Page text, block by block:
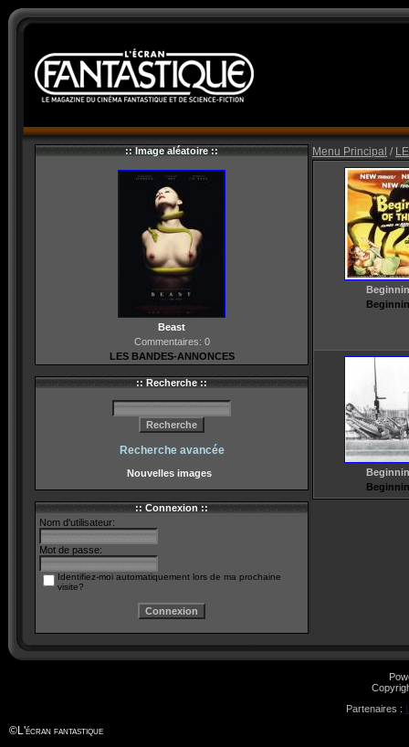
:: Image aléatoire ::
Beast
Commentaires: 0
LES BANDES-ANNONCES
:: Recherche ::
Recherche avancée
Nouvelles images
:: Connexion ::
Nom d'utilisateur:
Mot de passe:
Identifiez-moi automatiquement lors de ma prochaine
visite?
Menu Principal /
Partenaires :
©L'écran fantastique